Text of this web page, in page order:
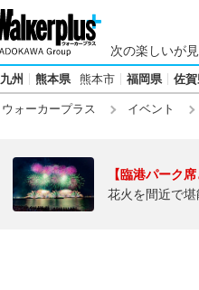
次の楽しいが見
九州 熊本県 熊本市 福岡県 佐
ウォーカープラス イベント
【臨港パーク
花火を間近で